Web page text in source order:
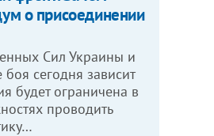
о присоединении
Сил Украины и
сегодня зависит
будет ограничена в
проводить